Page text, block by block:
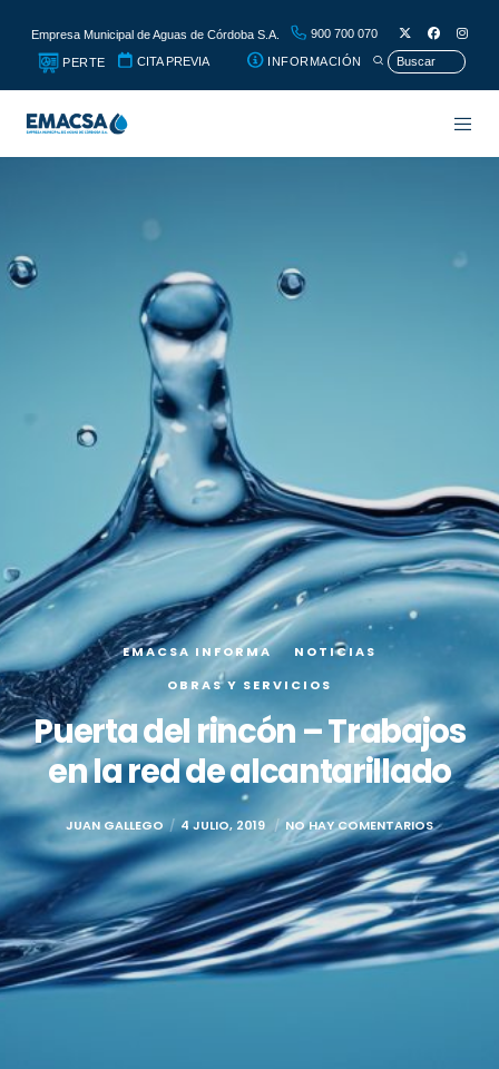
Empresa Municipal de Aguas de Córdoba S.A. 900 700 070
PERTE CITA PREVIA INFORMACIÓN
EMACSA INFORMA
NOTICIAS
OBRAS Y SERVICIOS
Puerta del rincón – Trabajos
en la red de alcantarillado
JUAN GALLEGO 4 JULIO, 2019 NO HAY COMENTARIOS